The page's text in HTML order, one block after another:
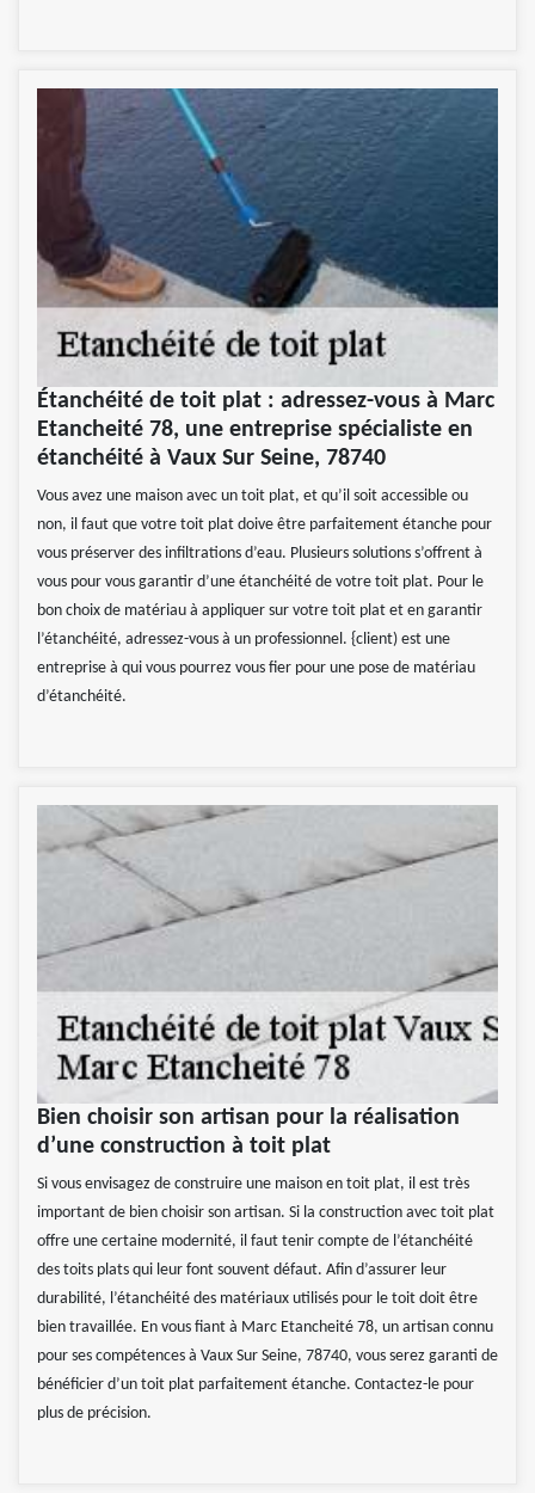
Étanchéité de toit plat : adressez-vous à Marc
Etancheité 78, une entreprise spécialiste en
étanchéité à Vaux Sur Seine, 78740
Vous avez une maison avec un toit plat, et qu’il soit accessible ou
non, il faut que votre toit plat doive être parfaitement étanche pour
vous préserver des infiltrations d’eau. Plusieurs solutions s’offrent à
vous pour vous garantir d’une étanchéité de votre toit plat. Pour le
bon choix de matériau à appliquer sur votre toit plat et en garantir
l’étanchéité, adressez-vous à un professionnel. {client) est une
entreprise à qui vous pourrez vous fier pour une pose de matériau
d’étanchéité.
Bien choisir son artisan pour la réalisation
d’une construction à toit plat
Si vous envisagez de construire une maison en toit plat, il est très
important de bien choisir son artisan. Si la construction avec toit plat
offre une certaine modernité, il faut tenir compte de l’étanchéité
des toits plats qui leur font souvent défaut. Afin d’assurer leur
durabilité, l’étanchéité des matériaux utilisés pour le toit doit être
bien travaillée. En vous fiant à Marc Etancheité 78, un artisan connu
pour ses compétences à Vaux Sur Seine, 78740, vous serez garanti de
bénéficier d’un toit plat parfaitement étanche. Contactez-le pour
plus de précision.